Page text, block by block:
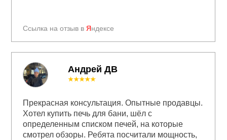
Ссылка на отзыв в Яндексе
Андрей ДВ
★★★★★
Прекрасная консультация. Опытные продавцы.
Хотел купить печь для бани, шёл с
определенным списком печей, на которые
смотрел обзоры. Ребята посчитали мощность,